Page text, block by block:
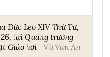
Đức Leo XIV Thứ Tư,
tại Quảng trướng
Giáo hội
Vũ Văn An